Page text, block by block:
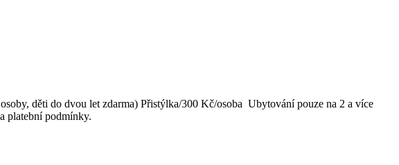
děti do dvou let zdarma) Přistýlka/300 Kč/osoba Ubytování pouze na 2 a více
platební podmínky.